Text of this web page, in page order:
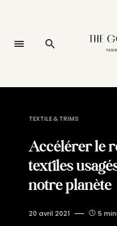
TEXTILE & TRIMS
Accélérer le
textiles
notre planète
20 avril 2021 5